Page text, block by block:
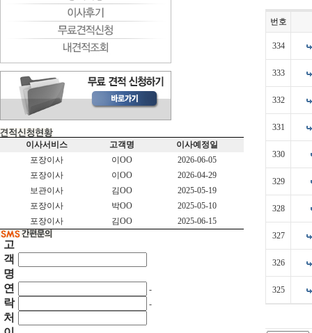
이사서비스 고객명
이사예정일
포장이사
이OO
2026-06-05
포장이사
이OO
2026-04-29
보관이사
김OO
2025-05-19
포장이사
박OO
2025-05-10
포장이사
김OO 2025-06-15
고
객
명
연
락
처
-
-
번호
334
333
332
331
330
329
328
327
326
325